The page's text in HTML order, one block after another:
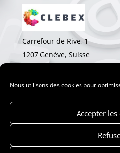
Nous utilisons des cookies pour
Accepter les
Carrefour de Rive, 1
1207 Genève, Suisse
olivier.barraud@clebex.com